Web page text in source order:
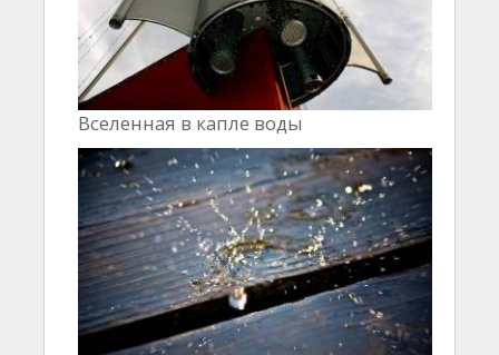
Вселенная в капле воды